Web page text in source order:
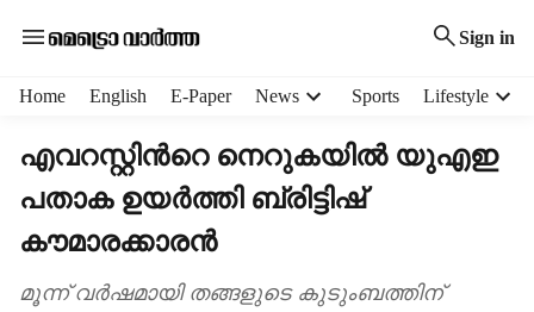
Sign in
Home English E-Paper News Sports Lifestyle
എവറസ്റ്റിന്‍റെ നെറുകയിൽ യുഎഇ
പതാക ഉയർത്തി ബ്രിട്ടിഷ്
കൗമാരക്കാരൻ
മൂന്ന് വർഷമായി തങ്ങളുടെ കുടുംബത്തിന്